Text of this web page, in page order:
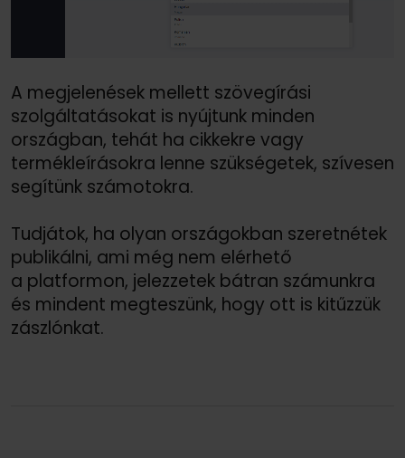
A megjelenések mellett szövegírási
szolgáltatásokat is nyújtunk minden
országban, tehát ha cikkekre vagy
termékleírásokra lenne szükségetek, szívesen
segítünk számotokra.
Tudjátok, ha olyan országokban szeretnétek
publikálni, ami még nem elérhető
a platformon, jelezzetek bátran számunkra
és mindent megteszünk, hogy ott is kitűzzük
zászlónkat.